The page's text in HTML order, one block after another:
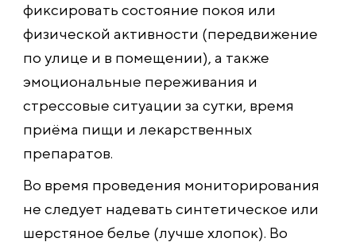
фиксировать состояние покоя или
физической активности (передвижение
по улице и в помещении), а также
эмоциональные переживания и
стрессовые ситуации за сутки, время
приёма пищи и лекарственных
препаратов.
Во время проведения мониторирования
не следует надевать синтетическое или
шерстяное белье (лучше хлопок). Во